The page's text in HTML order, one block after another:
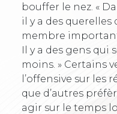
bouffer le nez. «
il y a des
membre
Il y a des gens qui
moins. » Certains
l’offensive sur les
que d’autres
agir sur le temps